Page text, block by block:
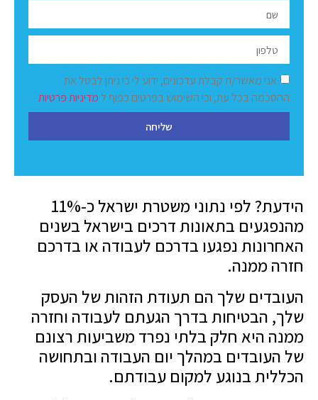
הידעת? לפי נתוני משטרת ישראל כ-11%
מהנפגעים בתאונות דרכים בישראל בשנים
האחרונות נפגעו בדרכם לעבודה או בדרכם
חזרה ממנה.
העובדים שלך הם תעודת הזהות של העסק
שלך, הבטיחות בדרך הגעתם לעבודה וחזרה
ממנה היא חלק בלתי נפרד משביעות רצונם
של העובדים במהלך יום העבודה ובתחושה
הכללית בנוגע למקום עבודתם.
אני מאשר/ת קבלת עדכונים, ידוע לי כי ניתן לבטל את
ההסכמה בכל עת, וכי השימוש בפרטים כפוף למדיניות פרטיות
שליחה